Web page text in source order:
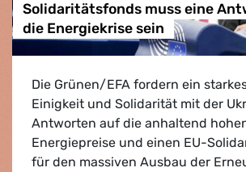
Solidaritätsfonds muss eine
die Energiekrise sein
Die Grünen/EFA fordern ein
Einigkeit und Solidarität mit der
Antworten auf die anhaltend
Energiepreise und einen EU-
für den massiven Ausbau der